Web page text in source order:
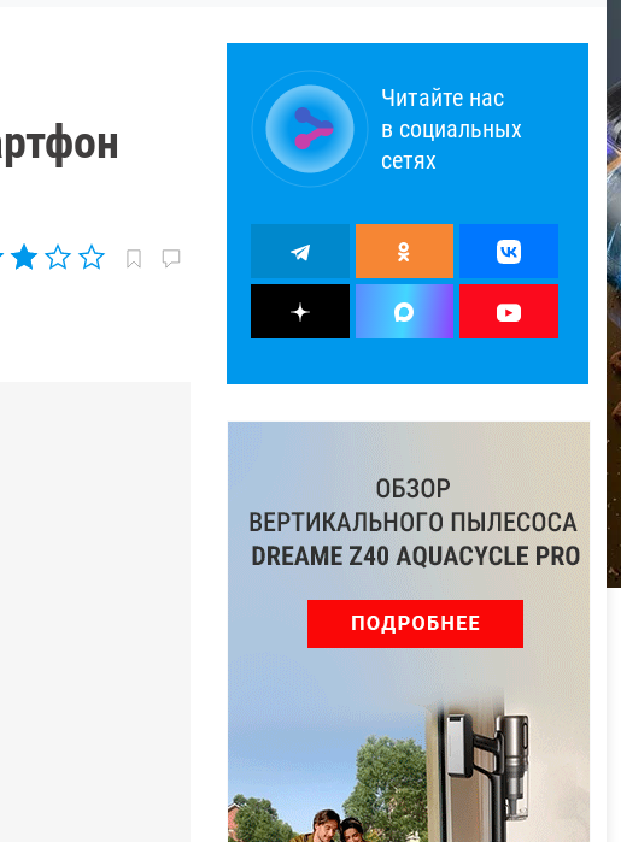
Читайте нас
в социальных
сетях